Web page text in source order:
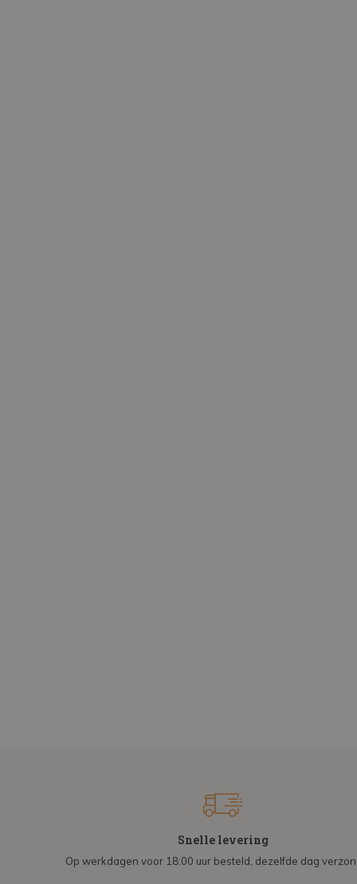
Snelle levering
Op werkdagen voor 18:00 uur besteld, dezelfde dag